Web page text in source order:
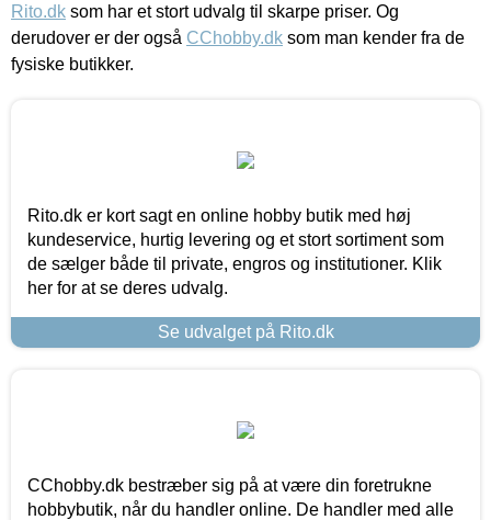
Rito.dk som har et stort udvalg til skarpe priser. Og
derudover er der også CChobby.dk som man kender fra de
fysiske butikker.
Rito.dk er kort sagt en online hobby butik med høj
kundeservice, hurtig levering og et stort sortiment som
de sælger både til private, engros og institutioner. Klik
her for at se deres udvalg.
Se udvalget på Rito.dk
CChobby.dk bestræber sig på at være din foretrukne
hobbybutik, når du handler online. De handler med alle